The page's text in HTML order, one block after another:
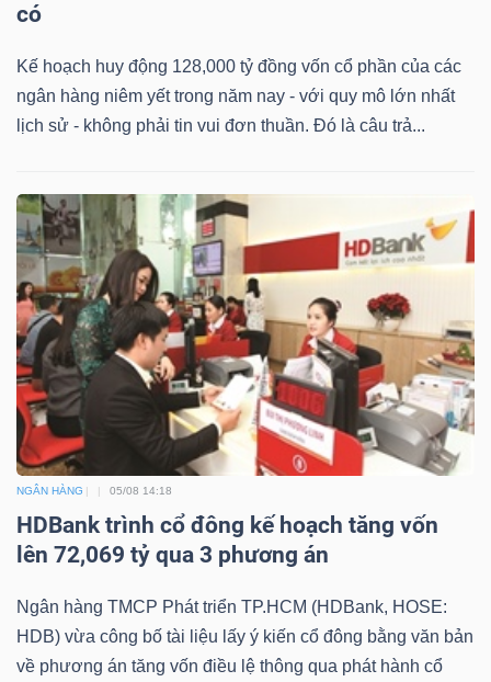
có
Kế hoạch huy động 128,000 tỷ đồng vốn cổ phần của các
ngân hàng niêm yết trong năm nay - với quy mô lớn nhất
lịch sử - không phải tin vui đơn thuần. Đó là câu trả...
NGÂN HÀNG 05/08 14:18
HDBank trình cổ đông kế hoạch tăng vốn
lên 72,069 tỷ qua 3 phương án
Ngân hàng TMCP Phát triển TP.HCM (HDBank, HOSE:
HDB) vừa công bố tài liệu lấy ý kiến cổ đông bằng văn bản
về phương án tăng vốn điều lệ thông qua phát hành cổ